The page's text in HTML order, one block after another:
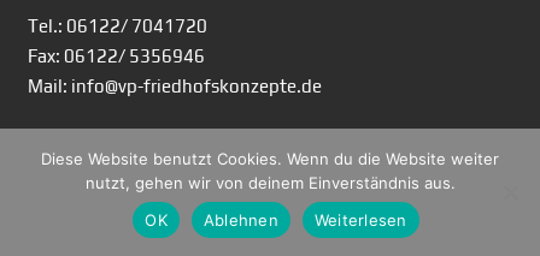
Tel.: 06122/ 7041720
Fax: 06122/ 5356946
Mail: info@vp-friedhofskonzepte.de
Diese Website benutzt Cookies. Wenn du die Website weiter
nutzt, gehen wir von deinem Einverständnis aus.
OK
Ablehnen Weiterlesen